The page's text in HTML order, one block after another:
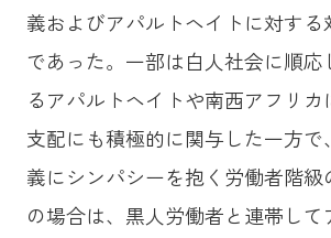
義およびアパルトヘイトに対する
であった。一部は白人社会に順応
るアパルトヘイトや南西アフリ
支配にも積極的に関与した一方で
義にシンパシーを抱く労働者階級
の場合は、黒人労働者と連帯して